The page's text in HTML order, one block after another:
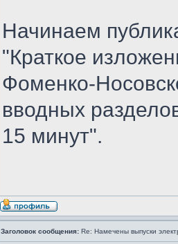
Начинаем
"Краткое
Фоменко-
вводных
15 минут".
Заголовок сообщения: Re: Намечены выпуски